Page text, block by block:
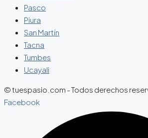
Pasco
Piura
San Martín
Tacna
Tumbes
Ucayali
© tuespasio.com - Todos derechos
Facebook